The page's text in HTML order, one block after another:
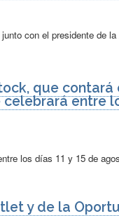
con el presidente de
que contará
entre
los días 11 y 15 de
y de la